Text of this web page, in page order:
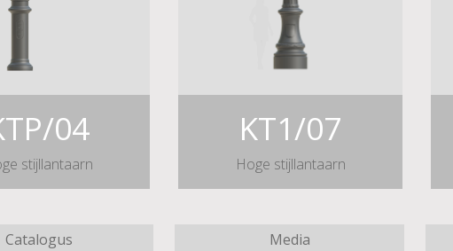
04
stijllantaarn
KT1/07
Hoge stijllantaarn
Catalogus
Media